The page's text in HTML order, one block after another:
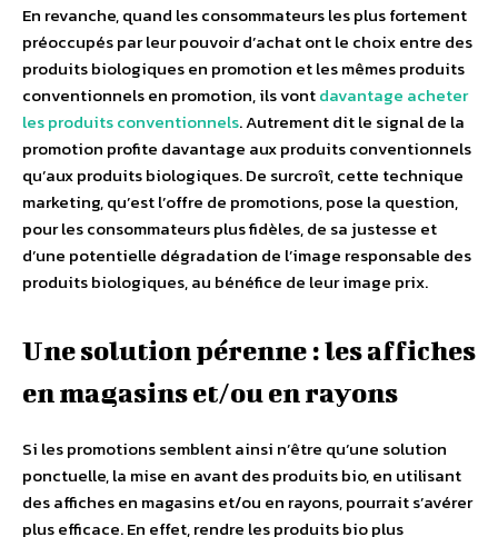
En revanche, quand les consommateurs les plus fortement
préoccupés par leur pouvoir d’achat ont le choix entre des
produits biologiques en promotion et les mêmes produits
conventionnels en promotion, ils vontdavantage acheter
les produits conventionnels. Autrement dit le signal de la
promotion profite davantage aux produits conventionnels
qu’aux produits biologiques. De surcroît, cette technique
marketing, qu’est l’offre de promotions, pose la question,
pour les consommateurs plus fidèles, de sa justesse et
d’une potentielle dégradation de l’image responsable des
produits biologiques, au bénéfice de leur image prix.
Une solution pérenne : les affiches
en magasins et/ou en rayons
Si les promotions semblent ainsi n’être qu’une solution
ponctuelle, la mise en avant des produits bio, en utilisant
des affiches en magasins et/ou en rayons, pourrait s’avérer
plus efficace. En effet, rendre les produits bio plus